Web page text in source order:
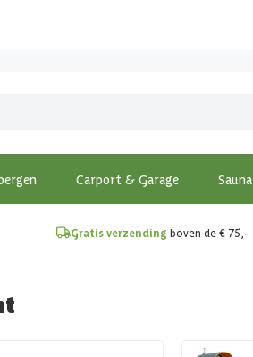
Carport & Garage Sauna
Gratis verzending boven de € 75,-